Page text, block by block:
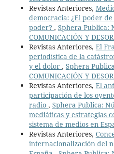
Revistas Anteriores,
democracia: ¿El poder
poder? , Sphera Publica:
COMUNICACIÓN Y
Revistas Anteriores, El
periodística de la
y el dolor , Sphera
COMUNICACIÓN Y
Revistas Anteriores, El
participación de los
radio , Sphera Publica:
mediáticas y estrategias
sistema de medios en
Revistas Anteriores,
internacionalización del